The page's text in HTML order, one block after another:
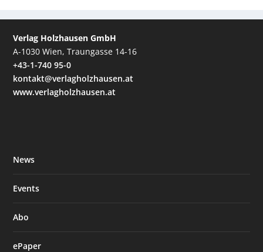
Verlag Holzhausen GmbH
A-1030 Wien, Traungasse 14-16
+43-1-740 95-0
kontakt@verlagholzhausen.at
www.verlagholzhausen.at
News
Events
Abo
ePaper